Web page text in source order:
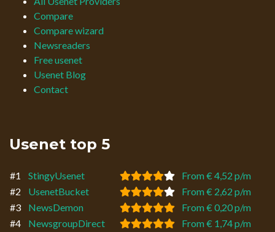
Compare
Compare wizard
Newsreaders
Free usenet
Usenet Blog
Contact
Usenet top 5
#1 StingyUsenet
From € 4,52 p/m
#2
UsenetBucket
From € 2,62 p/m
#3
NewsDemon
From € 0,20 p/m
#4
NewsgroupDirect
From € 1,74 p/m